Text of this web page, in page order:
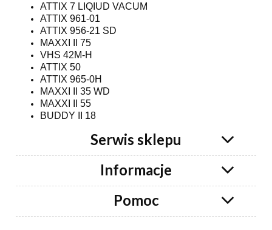
ATTIX 7 LIQIUD VACUM
ATTIX 961-01
ATTIX 956-21 SD
MAXXI II 75
VHS 42M-H
ATTIX 50
ATTIX 965-0H
MAXXI II 35 WD
MAXXI II 55
BUDDY II 18
Serwis sklepu
Informacje
Pomoc